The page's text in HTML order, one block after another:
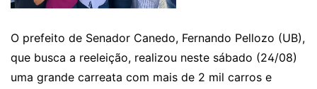
O prefeito de Senador Canedo, Fernando Pellozo (UB),
que busca a reeleição, realizou neste sábado (24/08)
uma grande carreata com mais de 2 mil carros e